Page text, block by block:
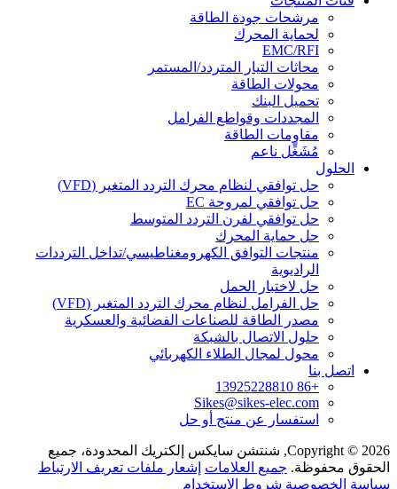
مرشحات جودة الطاقة
لحماية المحرك
EMC/RFI
محاثات التيار المتردد/المستمر
محولات الطاقة
تحميل البنك
المجددات وقواطع الفرامل
مقاومات الطاقة
مُشَغِّل ناعم
الحلول
حل توافقي لنظام محرك التردد المتغير (VFD)
حل توافقي لمروحة EC
حل توافقي لفرن التردد المتوسط
حل حماية المحرك
منتجات التوافق الكهرومغناطيسي/تداخل الترددات
الراديوية
حل لاختبار الحمل
حل الفرامل لنظام محرك التردد المتغير (VFD)
مصدر الطاقة للصناعات الفضائية والعسكرية
حلول الاتصال بالشبكة
محول لمجال الطلاء الكهربائي
اتصل بنا
+86 13925228810
Sikes@sikes-elec.com
استفسار عن منتج أو حل
Copyright © 2026, شنتشن سايكس إلكتريك المحدودة، جميع
الحقوق محفوظة. جميع العلامات إشعار ملفات تعريف الارتباط
سياسة الخصوصية شروط الاستخدام